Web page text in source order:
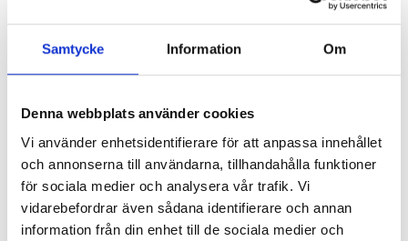
Samtycke Information Om
Denna webbplats använder cookies
Vi använder enhetsidentifierare för att anpassa innehållet
och annonserna till användarna, tillhandahålla funktioner
för sociala medier och analysera vår trafik. Vi
vidarebefordrar även sådana identifierare och annan
information från din enhet till de sociala medier och
för vad som ska göras och vem som ansvarar för
vad.
semestern istället för att starta nya. På så sätt kan
du undvika att lämna saker halvfärdiga och skapa en
smidig övergång för dina kollegor.
Planera in möten och deadlines i god tid
gör det lättare att undvika krockar och missförstånd.
Se över din kalender och försök att boka in tid för